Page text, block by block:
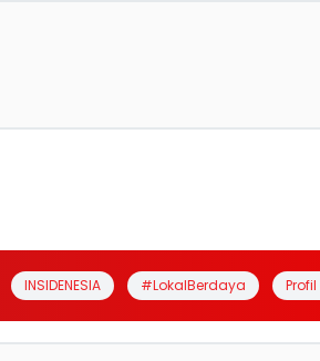
INSIDENESIA #LokalBerdaya